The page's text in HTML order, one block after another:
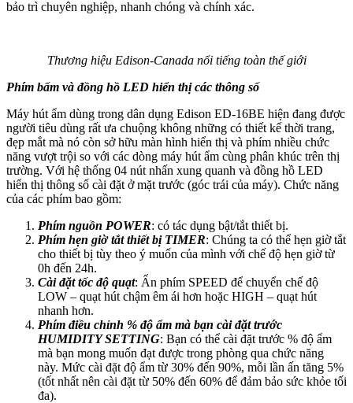
bảo trì chuyên nghiệp, nhanh chóng và chính xác.
Thương hiệu Edison-Canada nổi tiếng toàn thế giới
Phím bấm và đồng hồ LED hiển thị các thông số
Máy hút ẩm dùng trong dân dụng Edison ED-16BE hiện đang được
người tiêu dùng rất ưa chuộng không những có thiết kế thời trang,
đẹp mắt mà nó còn sở hữu màn hình hiển thị và phím nhiều chức
năng vượt trội so với các dòng máy hút ẩm cùng phân khúc trên thị
trường. Với hệ thống 04 nút nhấn xung quanh và đồng hồ LED
hiển thị thông số cài đặt ở mặt trước (góc trái của máy). Chức năng
của các phím bao gồm:
Phím nguồn POWER: có tác dụng bật/tắt thiết bị.
Phím hẹn giờ tắt thiết bị TIMER: Chúng ta có thể hẹn giờ tắt
cho thiết bị tùy theo ý muốn của mình với chế độ hẹn giờ từ
0h đến 24h.
Cài đặt tốc độ quạt: Ấn phím SPEED để chuyển chế độ
LOW – quạt hút chậm êm ái hơn hoặc HIGH – quạt hút
nhanh hơn.
Phím điều chỉnh % độ ẩm mà bạn cài đặt trước
HUMIDITY SETTING: Bạn có thể cài đặt trước % độ ẩm
mà bạn mong muốn đạt được trong phòng qua chức năng
này. Mức cài đặt độ ẩm từ 30% đến 90%, mỗi lần ấn tăng 5%
(tốt nhất nên cài đặt từ 50% đến 60% để đảm bảo sức khỏe tối
đa).